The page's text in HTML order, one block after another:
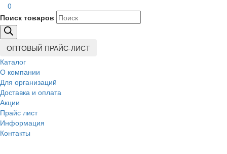
0
Поиск товаров
ОПТОВЫЙ ПРАЙС-ЛИСТ
Каталог
О компании
Для организаций
Доставка и оплата
Акции
Прайс лист
Информация
Контакты